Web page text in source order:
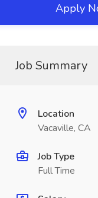
Apply
Job Summary
Location
Vacaville, CA
Job Type
Full Time